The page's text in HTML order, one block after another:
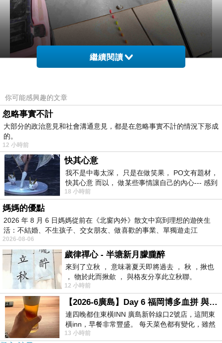
剛開始使用浮球垂釣
後來還是改用浮標垂釣
看起來比較習慣
店家提供雞心餌
自費可以買魚腸和蝦皮
繼續閱讀
你可能感興趣的文章
忽略事實不計
大部分的政治意見和社會溝通意見，都是在忽略事實不計的情況下形成
的。
12 小時前
快其心意
我不是中毒太深， 只是在做笑果， PO文有題材，
快其心意 而以， 做某些事情讓自己的內心--- 感到
愉快。
18 小時前
媽媽的優點
2026 年 8 月 6 日媽媽從前在《北窗內外》散文中寫到理想的遊俠生
活：不結婚、不生孩子、交女朋友、做喜歡的事業、單獨遊走江
湖⋯⋯，
2026-08-06
歲律禪心 - 半塘新月朦朧醉
來到了立秋 ， 意味著夏天即將過去 ， 秋 ，揪也
， 物於此而揪歛 ， 與格友分享此立秋聯。
12 小時前
【2026-6廣島】Day 6 福岡博多血拼 與機場接送少年司機深夜對談
連四晚都住東橫INN 廣島新幹線口2號店，這間東
橫inn，早餐非常豐盛。 每天菜色都有變化，雖然
看到工作人員拿出料理包加熱，但
13 小時前